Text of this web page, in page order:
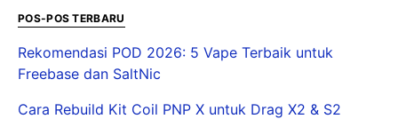
POS-POS TERBARU
Rekomendasi POD 2026: 5 Vape Terbaik untuk
Freebase dan SaltNic
Cara Rebuild Kit Coil PNP X untuk Drag X2 & S2